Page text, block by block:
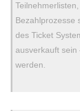
Bezahlprozesse
des Ticket
ausverkauft
werden.